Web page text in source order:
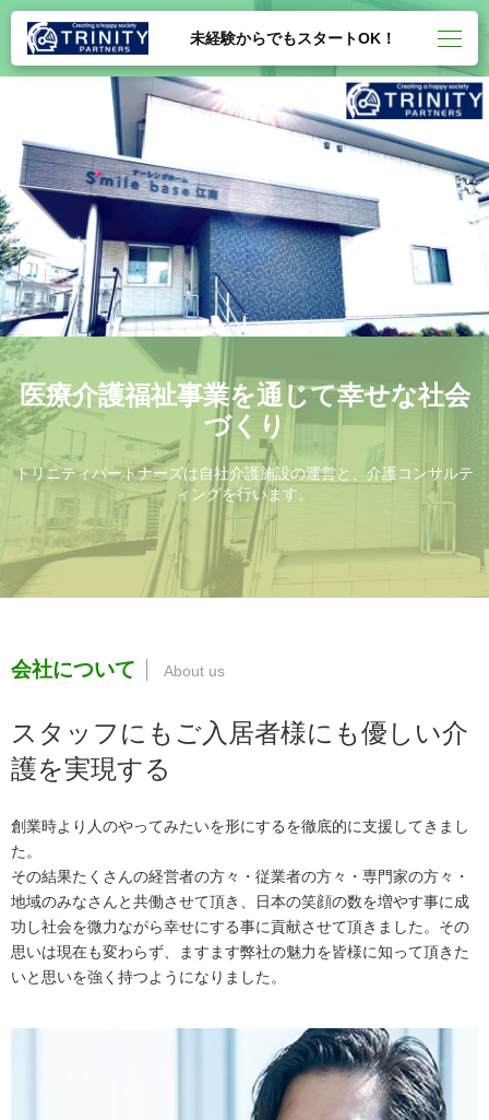
未経験からでもスタートOK！
医療介護福祉事業を通じて幸せな社会
づくり
トリニティパートナーズは自社介護施設の運営と、介護コンサルテ
ィングを行います。
会社について
スタッフにもご入居者様にも優しい介
護を実現する
創業時より人のやってみたいを形にするを徹底的に支援してきまし
た。
その結果たくさんの経営者の方々・従業者の方々・専門家の方々・
地域のみなさんと共働させて頂き、日本の笑顔の数を増やす事に成
功し社会を微力ながら幸せにする事に貢献させて頂きました。その
思いは現在も変わらず、ますます弊社の魅力を皆様に知って頂きた
いと思いを強く持つようになりました。